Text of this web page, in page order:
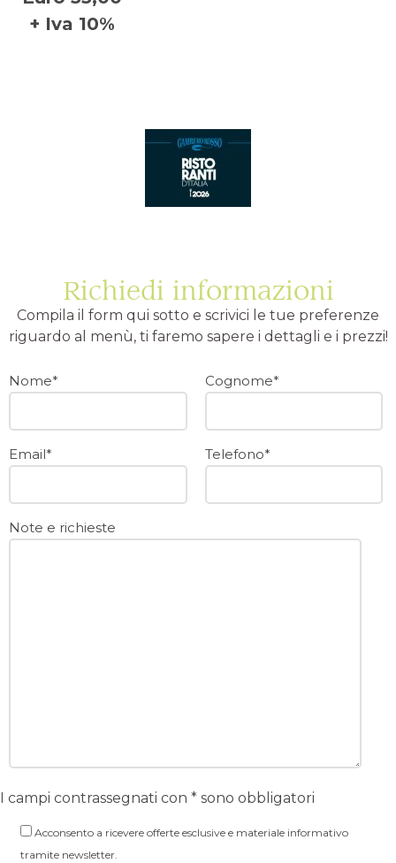
+ Iva 10%
Richiedi informazioni
Compila il form qui sotto e scrivici le tue preferenze
riguardo al menù, ti faremo sapere i dettagli e i prezzi!
Nome* Cognome*
Email* Telefono*
Note e richieste
I campi contrassegnati con * sono obbligatori
Acconsento a ricevere offerte esclusive e materiale informativo
tramite newsletter.